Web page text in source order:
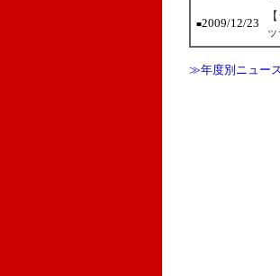
■2009/12/23
≫年度別ニュー